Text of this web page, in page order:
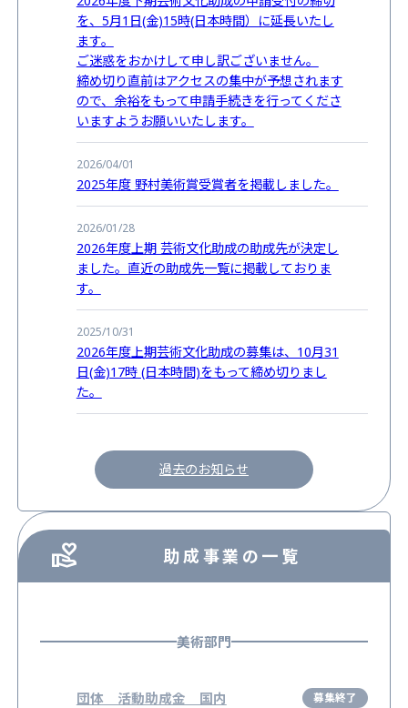
を、5月1日(金)15時(日本時間）に延長いたし
ます。
ご迷惑をおかけして申し訳ございません。
締め切り直前はアクセスの集中が予想されます
ので、余裕をもって申請手続きを行ってくださ
いますようお願いいたします。
2026/04/01
2025年度 野村美術賞受賞者を掲載しました。
2026/01/28
2026年度上期 芸術文化助成の助成先が決定し
ました。直近の助成先一覧に掲載しておりま
す。
2025/10/31
2026年度上期芸術文化助成の募集は、10月31
日(金)17時 (日本時間)をもって締め切りまし
た。
過去のお知らせ
助成事業の一覧
美術部門
団体 活動助成金 国内